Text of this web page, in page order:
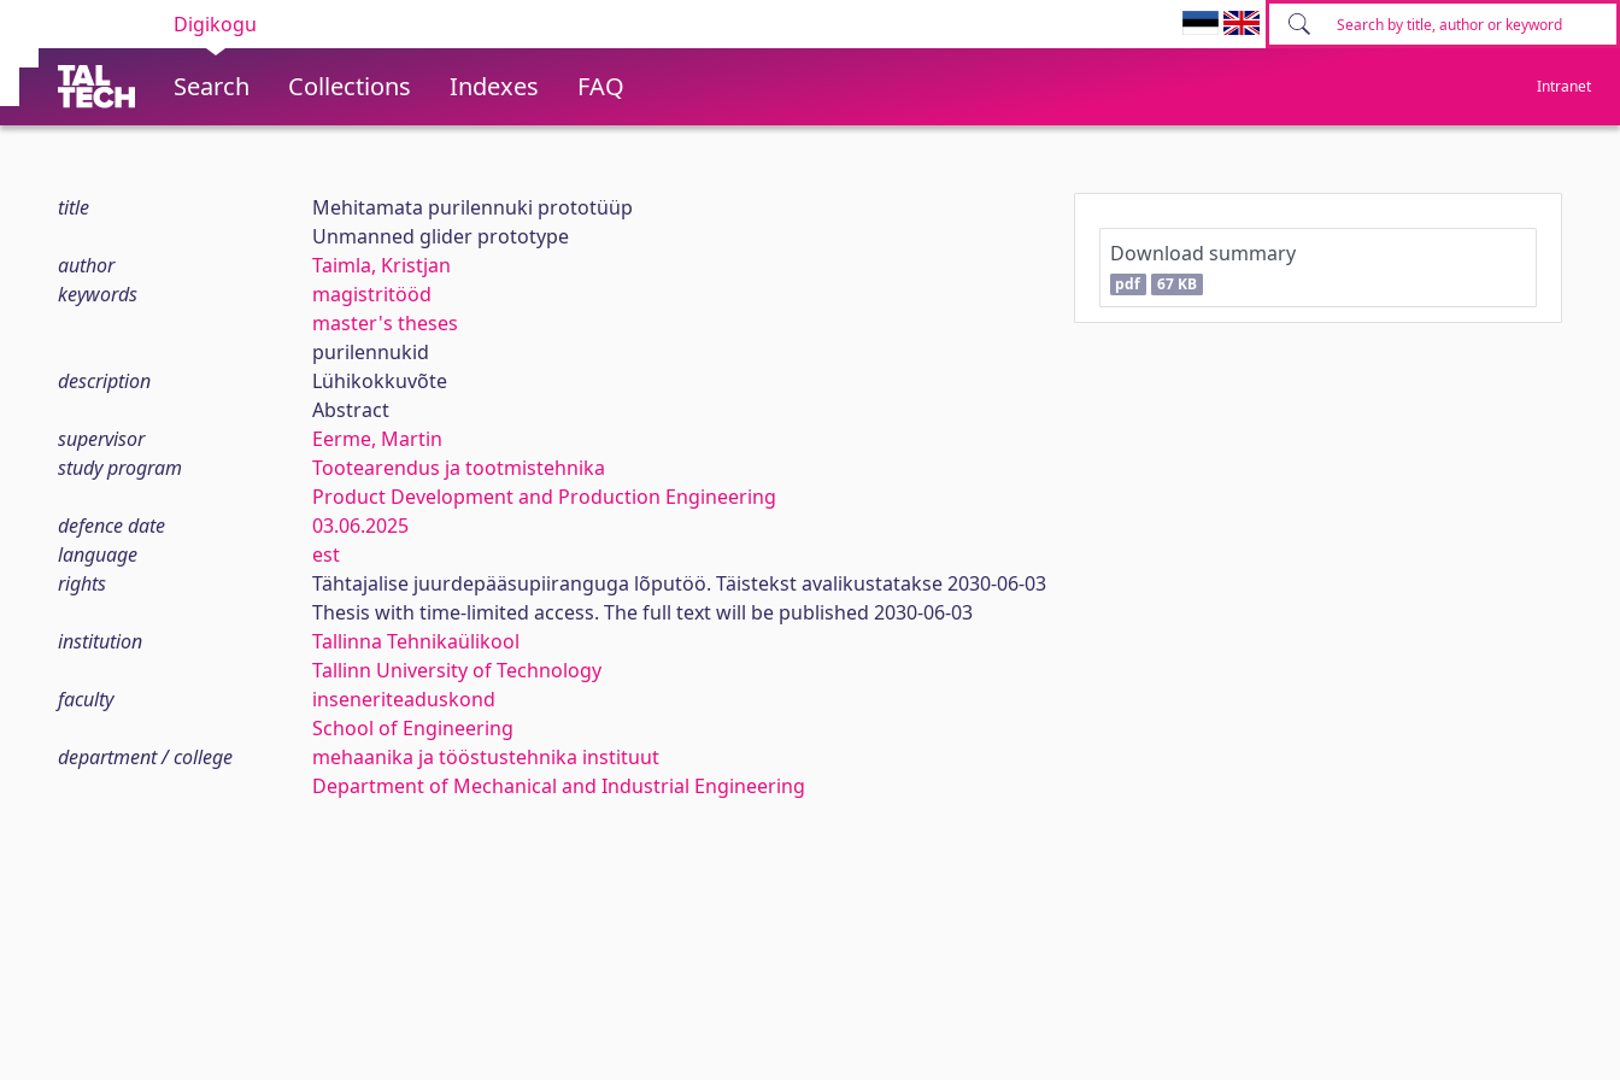
Digikogu
Search Collections Indexes FAQ Intranet
title
Mehitamata purilennuki prototüüp
Unmanned glider prototype
author
Taimla, Kristjan
keywords
magistritööd
master's theses
purilennukid
description
Lühikokkuvõte
Abstract
supervisor
Eerme, Martin
study program
Tootearendus ja tootmistehnika
Product Development and Production Engineering
defence date
03.06.2025
language
est
rights
Tähtajalise juurdepääsupiiranguga lõputöö. Täistekst avalikustatakse 2030-06-03
Thesis with time-limited access. The full text will be published 2030-06-03
institution
Tallinna Tehnikaülikool
Tallinn University of Technology
faculty
inseneriteaduskond
School of Engineering
department / college
mehaanika ja tööstustehnika instituut
Department of Mechanical and Industrial Engineering
Download summary
pdf 67 KB